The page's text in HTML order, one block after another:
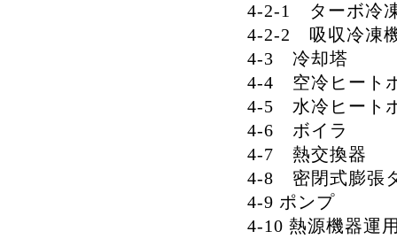
4-2-1 ターボ冷
4-2-2 吸収冷凍
4-3 冷却塔
4-4 空冷ヒート
4-5 水冷ヒート
4-6 ボイラ
4-7 熱交換器
4-8 密閉式膨張
4-9 ポンプ
4-10 熱源機器運